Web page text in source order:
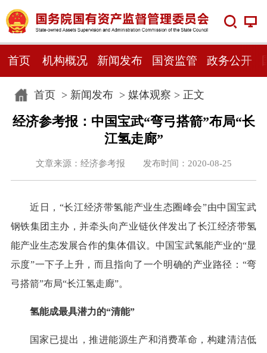
首页 机构概况 新闻发布 国资监管 政务公开
首页> 新闻发布> 媒体观察 > 正文
经济参考报：中国宝武“弯弓搭箭”布局“长
江氢走廊”
文章来源：经济参考报 发布时间：2020-08-25
近日，“长江经济带氢能产业生态圈峰会”由中国宝武
钢铁集团主办，并牵头向产业链伙伴发出了长江经济带氢
能产业生态发展合作的集体倡议。中国宝武氢能产业的“显
示度”一下子上升，而且指向了一个明确的产业路径：“弯
弓搭箭”布局“长江氢走廊”。
氢能成最具潜力的“清能”
国家已提出，推进能源生产和消费革命，构建清洁低